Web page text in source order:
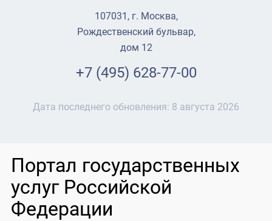
107031, г. Москва,
Рождественский бульвар,
дом 12
+7 (495) 628-77-00
Дата последнего обновления: 8 августа 2026
Портал государственных
услуг Российской
Федерации